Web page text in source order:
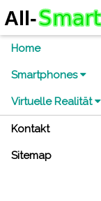
Home
Smartphones
Virtuelle Realität
Kontakt
Sitemap